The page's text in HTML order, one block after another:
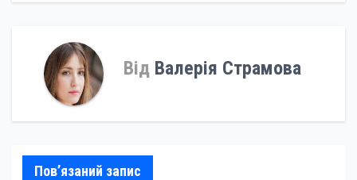
Від Валерія Страмова
Пов’язаний запис